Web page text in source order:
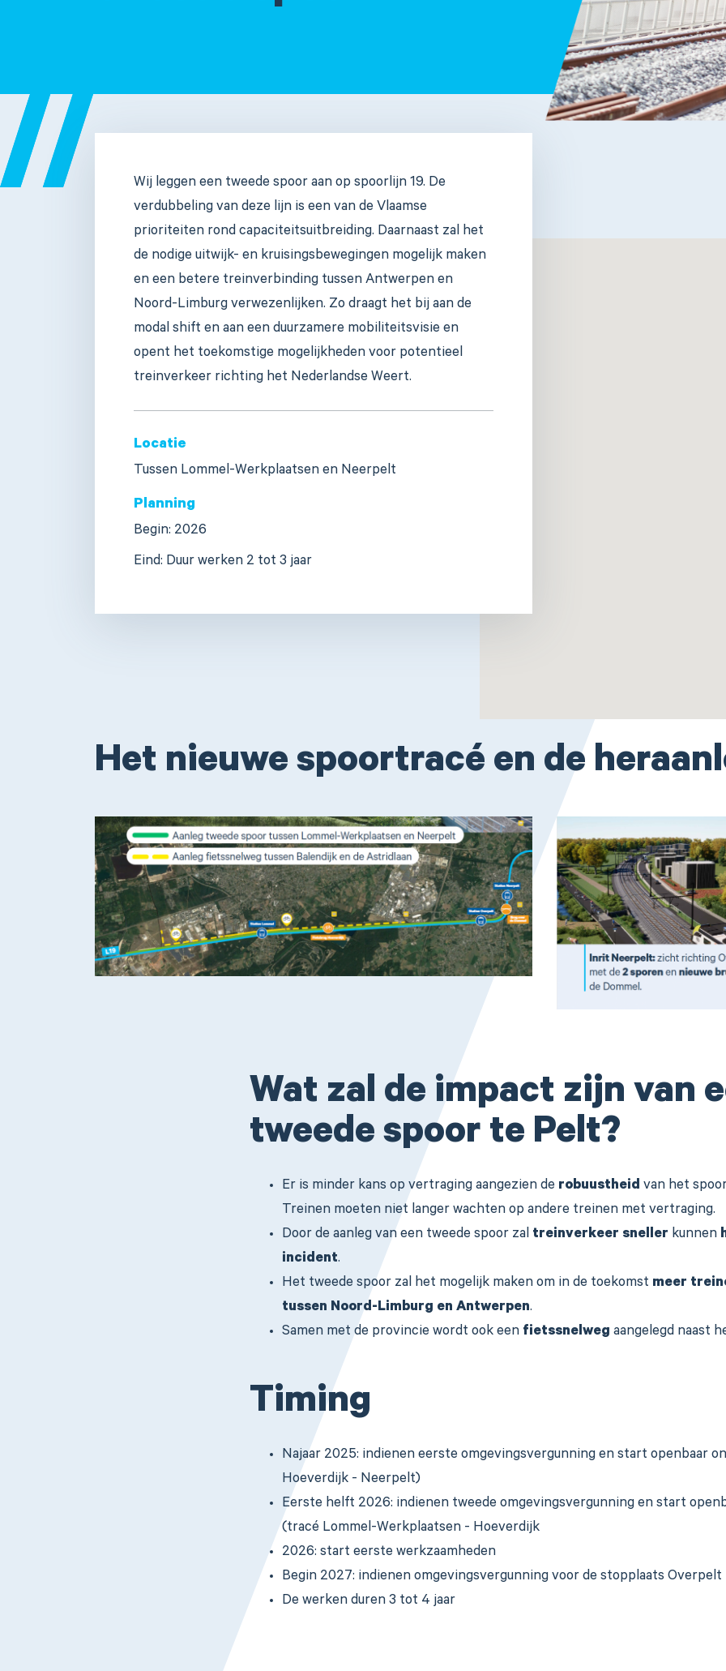
Wij leggen een tweede spoor aan op spoorlijn 19. De
verdubbeling van deze lijn is een van de Vlaamse
prioriteiten rond capaciteitsuitbreiding. Daarnaast zal het
de nodige uitwijk- en kruisingsbewegingen mogelijk maken
en een betere treinverbinding tussen Antwerpen en
Noord-Limburg verwezenlijken. Zo draagt het bij aan de
modal shift en aan een duurzamere mobiliteitsvisie en
opent het toekomstige mogelijkheden voor potentieel
treinverkeer richting het Nederlandse Weert.
Locatie
Tussen Lommel-Werkplaatsen en Neerpelt
Planning
Begin: 2026
Eind: Duur werken 2 tot 3 jaar
Het nieuwe spoortracé en de
Wat zal de impact zijn van
tweede spoor te Pelt?
Er is minder kans op vertraging aangezien de robuustheid van het
Treinen moeten niet langer wachten op andere treinen met vertraging.
Door de aanleg van een tweede spoor zal treinverkeer sneller kunnen
incident.
Het tweede spoor zal het mogelijk maken om in de toekomst meer
tussen Noord-Limburg en Antwerpen.
Samen met de provincie wordt ook een fietssnelweg aangelegd naast
Timing
Najaar 2025: indienen eerste omgevingsvergunning en start openbaar
Hoeverdijk - Neerpelt)
Eerste helft 2026: indienen tweede omgevingsvergunning en start
(tracé Lommel-Werkplaatsen - Hoeverdijk
2026: start eerste werkzaamheden
Begin 2027: indienen omgevingsvergunning voor de stopplaats Overpelt
De werken duren 3 tot 4 jaar